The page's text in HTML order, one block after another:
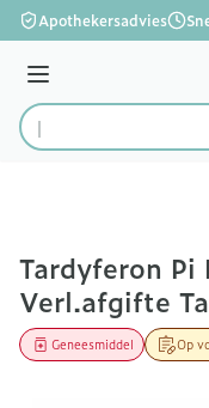
Ga naar de inhoud
Apothekersadvies
Menu
Product, merk,
Tardyferon Pi
Verl.afgifte
Op
Geneesmiddel